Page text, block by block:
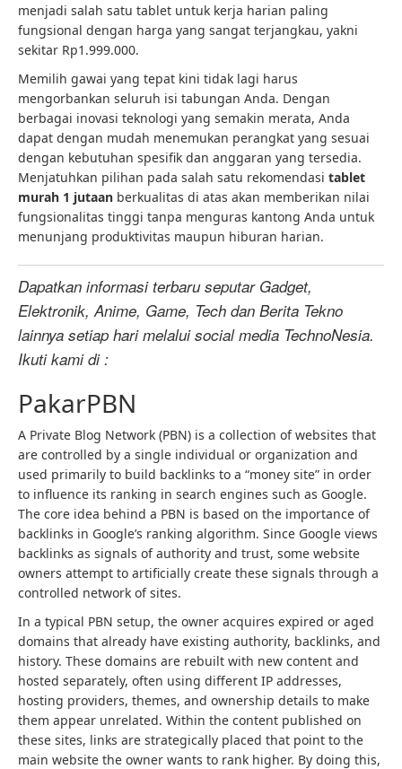
menjadi salah satu tablet untuk kerja harian paling
fungsional dengan harga yang sangat terjangkau, yakni
sekitar Rp1.999.000.
Memilih gawai yang tepat kini tidak lagi harus
mengorbankan seluruh isi tabungan Anda. Dengan
berbagai inovasi teknologi yang semakin merata, Anda
dapat dengan mudah menemukan perangkat yang sesuai
dengan kebutuhan spesifik dan anggaran yang tersedia.
Menjatuhkan pilihan pada salah satu rekomendasi tablet
murah 1 jutaan berkualitas di atas akan memberikan nilai
fungsionalitas tinggi tanpa menguras kantong Anda untuk
menunjang produktivitas maupun hiburan harian.
Dapatkan informasi terbaru seputar Gadget,
Elektronik, Anime, Game, Tech dan Berita Tekno
lainnya setiap hari melalui social media TechnoNesia.
Ikuti kami di :
PakarPBN
A Private Blog Network (PBN) is a collection of websites that
are controlled by a single individual or organization and
used primarily to build backlinks to a “money site” in order
to influence its ranking in search engines such as Google.
The core idea behind a PBN is based on the importance of
backlinks in Google’s ranking algorithm. Since Google views
backlinks as signals of authority and trust, some website
owners attempt to artificially create these signals through a
controlled network of sites.
In a typical PBN setup, the owner acquires expired or aged
domains that already have existing authority, backlinks, and
history. These domains are rebuilt with new content and
hosted separately, often using different IP addresses,
hosting providers, themes, and ownership details to make
them appear unrelated. Within the content published on
these sites, links are strategically placed that point to the
main website the owner wants to rank higher. By doing this,